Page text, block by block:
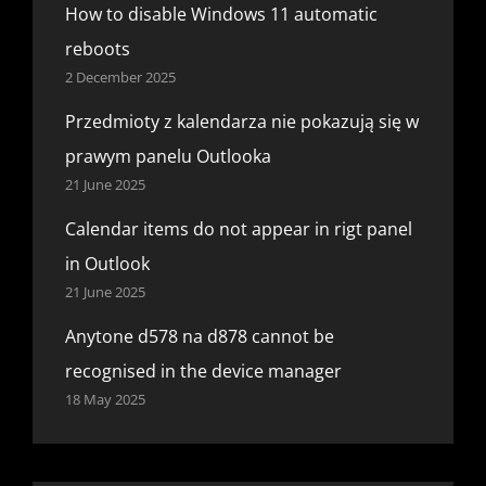
How to disable Windows 11 automatic
reboots
2 December 2025
Przedmioty z kalendarza nie pokazują się w
prawym panelu Outlooka
21 June 2025
Calendar items do not appear in rigt panel
in Outlook
21 June 2025
Anytone d578 na d878 cannot be
recognised in the device manager
18 May 2025